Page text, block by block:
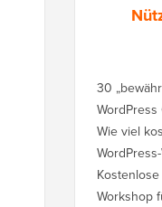
30
Wie viel
Workshop